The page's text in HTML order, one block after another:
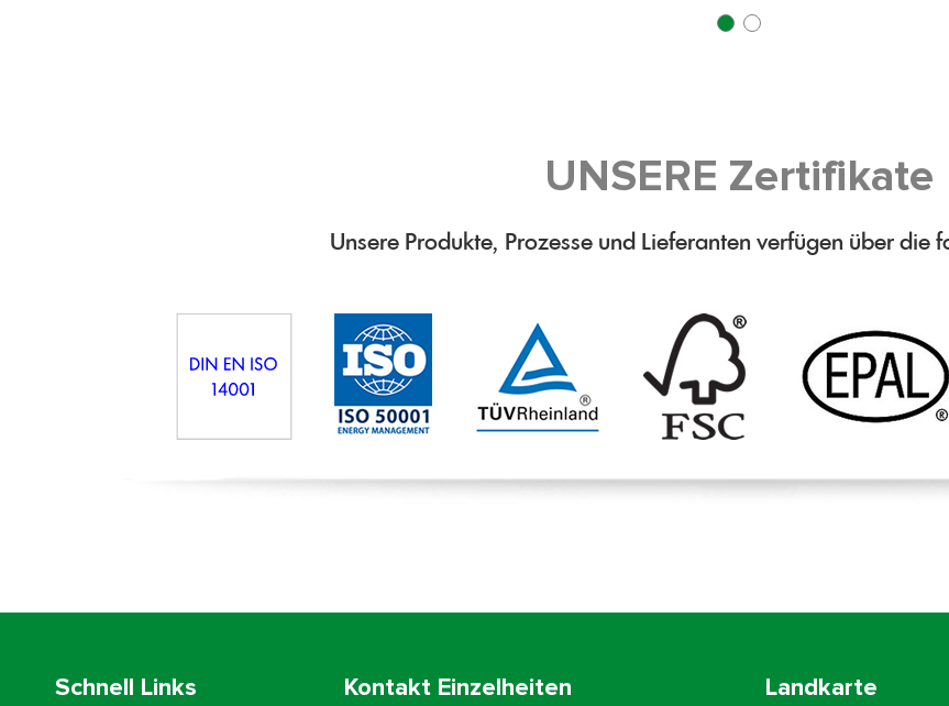
UNSERE Zertifikate
Unsere Produkte, Prozesse und Lieferanten verfügen über die
Schnell Links Kontakt Einzelheiten Landkarte